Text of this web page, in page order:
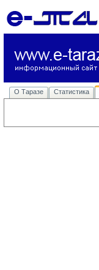
О Таразе Статистика